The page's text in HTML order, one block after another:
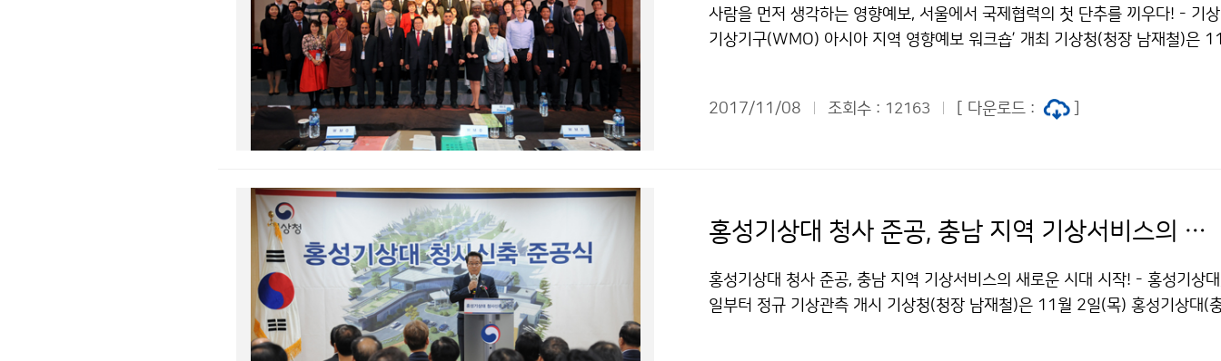
사람을 먼저 생각하는 영향예보, 서울에서 국제협력의 첫 단추를 끼우다! - 기상
기상기구(WMO) 아시아 지역 영향예보 워크숍’ 개최 기상청(청장 남재철)은
니다.
2017/11/08 조회수 : 12163 [ 다운로드 :
홍성기상대 청사 준공, 충남 지역 기상서비스의 새로운 시대 시작!
홍성기상대 청사 준공, 충남 지역 기상서비스의 새로운 시대 시작! - 홍성기상
일부터 정규 기상관측 개시 기상청(청장 남재철)은 11월 2일(목) 홍성기상대(